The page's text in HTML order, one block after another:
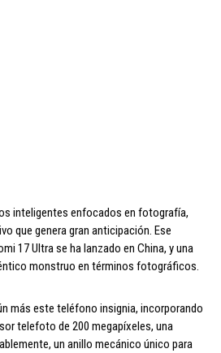
inteligentes enfocados en fotografía,
que genera gran anticipación. Ese
17 Ultra se ha lanzado en China, y una
monstruo en términos fotográficos.
más este teléfono insignia, incorporando
telefoto de 200 megapíxeles, una
un anillo mecánico único para